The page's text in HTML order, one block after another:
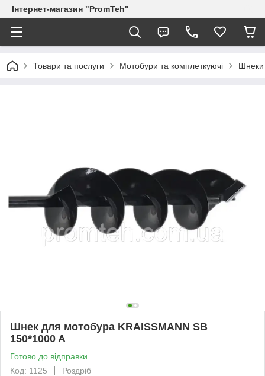
Інтернет-магазин "PromTeh"
Товари та послуги Мотобури та комплеткуючі Шнеки
Шнек для мотобура KRAISSMANN SB
150*1000 A
Готово до відправки
Код: 1125
Роздріб